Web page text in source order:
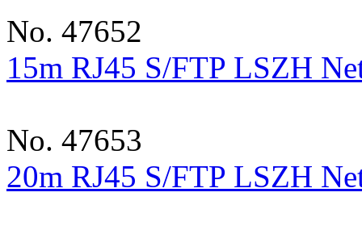
No. 47652
15m RJ45 S/FTP LSZH
No. 47653
20m RJ45 S/FTP LSZH